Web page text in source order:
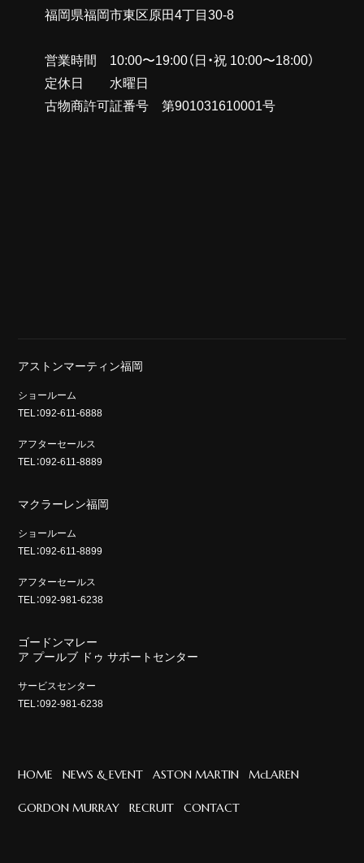
福岡県福岡市東区原田4丁目30-8
営業時間 10:00〜19:00（日・祝 10:00〜18:00）
定休日 水曜日
古物商許可証番号 第901031610001号
アストンマーティン福岡
ショールーム
TEL：092-611-6888
アフターセールス
TEL：092-611-8889
マクラーレン福岡
ショールーム
TEL：092-611-8899
アフターセールス
TEL：092-981-6238
ゴードンマレー
ア プールブ ドゥ サポートセンター
サービスセンター
TEL：092-981-6238
HOME NEWS & EVENT ASTON MARTIN McLAREN
GORDON MURRAY RECRUIT CONTACT